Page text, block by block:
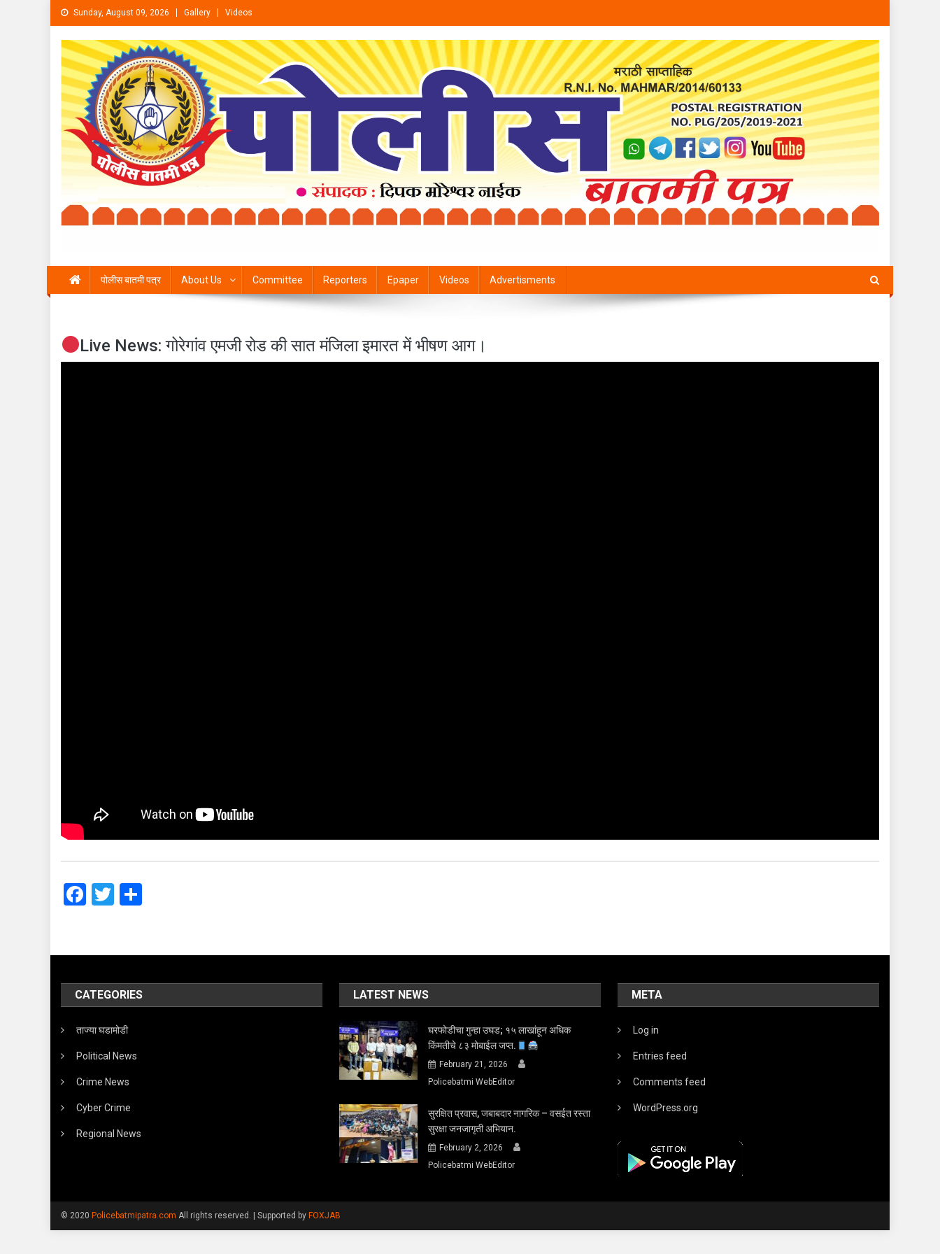
Skip to content
Sunday, August 09, 2026 Gallery Videos
पोलीस बातमी पत्र About Us Committee Reporters Epaper Videos Advertisments
Live News: गोरेगांव एमजी रोड की सात मंजिला इमारत में भीषण आग।
Facebook
Twitter
CATEGORIES
ताज्या घडामोडी
Political News
Crime News
Cyber Crime
Regional News
LATEST NEWS
घरफोडीचा गुन्हा उघड; १५ लाखांहून अधिक
किंमतीचे ८३ मोबाईल जप्त.
February 21, 2026
Policebatmi WebEditor
सुरक्षित प्रवास, जबाबदार नागरिक – वसईत रस्ता
सुरक्षा जनजागृती अभियान.
February 2, 2026
Policebatmi WebEditor
META
Log in
Entries feed
Comments feed
WordPress.org
© 2020 Policebatmipatra.com All rights reserved. Supported by FOXJAB